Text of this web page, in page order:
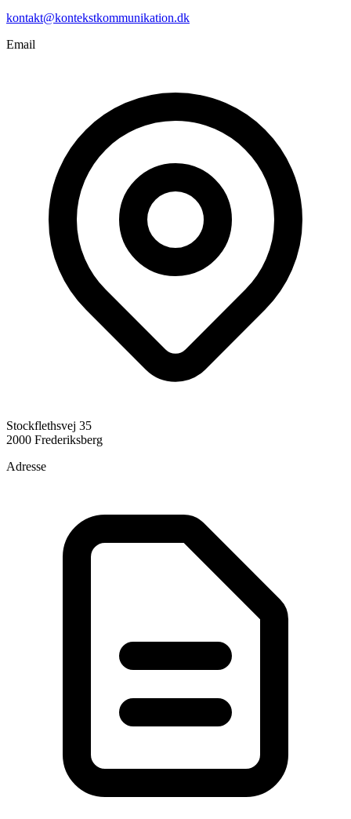
kontakt@kontekstkommunikation.dk
Email
Stockflethsvej 35
2000 Frederiksberg
Adresse